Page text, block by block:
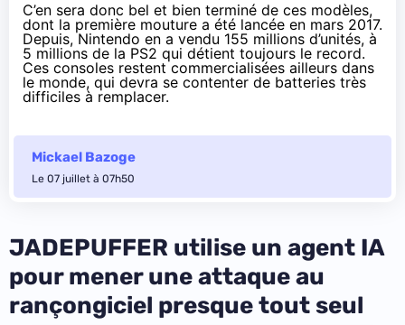
C’en sera donc bel et bien terminé de ces modèles,
dont la première mouture a été lancée en mars 2017.
Depuis, Nintendo en a vendu 155 millions d’unités, à
5 millions de la PS2 qui détient toujours le record.
Ces consoles restent commercialisées ailleurs dans
le monde, qui devra se contenter de batteries très
difficiles à remplacer.
Mickael Bazoge
Le 07 juillet à 07h50
JADEPUFFER utilise un agent IA
pour mener une attaque au
rançongiciel presque tout seul